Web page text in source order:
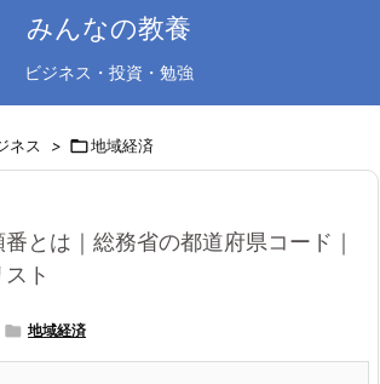
みんなの教養
ビジネス・投資・勉強
ネス > 地域経済
とは｜総務省の都道府県コード｜
ト
 地域経済